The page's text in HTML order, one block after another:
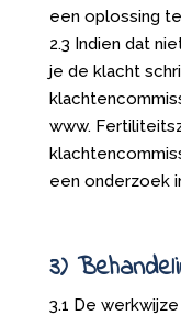
een oplossing
2.3 Indien dat
je de klacht
www.
een onderzoek
3)
3.1 De